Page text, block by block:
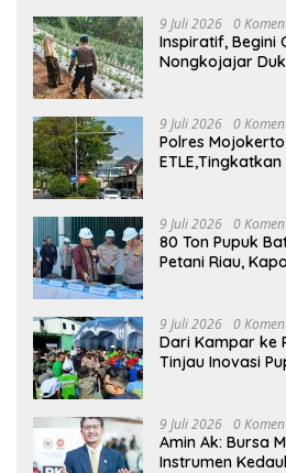
9 Juli 2026 0
Inspiratif, Begini
Nongkojajar
9 Juli 2026 0
Polres
9 Juli 2026 0
80 Ton Pupuk
Petani Riau,
9 Juli 2026 0
Dari Kampar ke
Tinjau Inovasi
9 Juli 2026 0
Amin Ak: Bursa
Instrumen